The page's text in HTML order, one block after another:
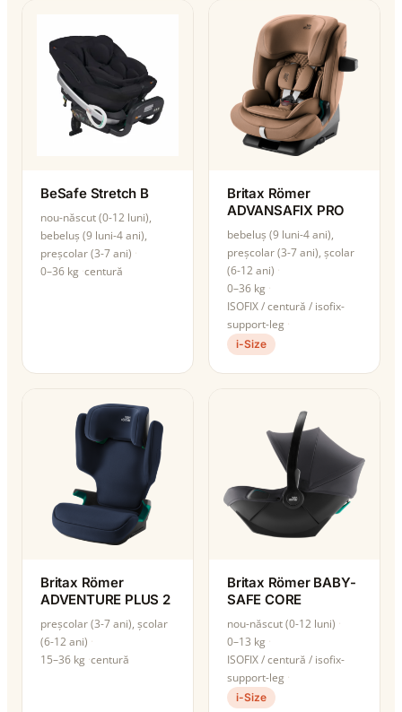
BeSafe Stretch B
nou-născut (0-12 luni),
bebeluș (9 luni-4 ani),
preșcolar (3-7 ani)
0–36 kg centură
Britax Römer
ADVANSAFIX PRO
bebeluș (9 luni-4 ani),
preșcolar (3-7 ani), școlar
(6-12 ani)
0–36 kg
ISOFIX / centură / isofix-
support-leg
i-Size
Britax Römer
ADVENTURE PLUS 2
preșcolar (3-7 ani), școlar
(6-12 ani)
15–36 kg centură
Britax Römer BABY-
SAFE CORE
nou-născut (0-12 luni)
0–13 kg
ISOFIX / centură / isofix-
support-leg
i-Size